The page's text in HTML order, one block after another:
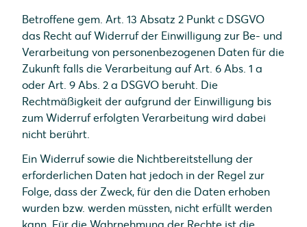
Betroffene gem. Art. 13 Absatz 2 Punkt c DSGVO
das Recht auf Widerruf der Einwilligung zur Be- und
Verarbeitung von personenbezogenen Daten für die
Zukunft falls die Verarbeitung auf Art. 6 Abs. 1 a
oder Art. 9 Abs. 2 a DSGVO beruht. Die
Rechtmäßigkeit der aufgrund der Einwilligung bis
zum Widerruf erfolgten Verarbeitung wird dabei
nicht berührt.
Ein Widerruf sowie die Nichtbereitstellung der
erforderlichen Daten hat jedoch in der Regel zur
Folge, dass der Zweck, für den die Daten erhoben
wurden bzw. werden müssten, nicht erfüllt werden
kann. Für die Wahrnehmung der Rechte ist die